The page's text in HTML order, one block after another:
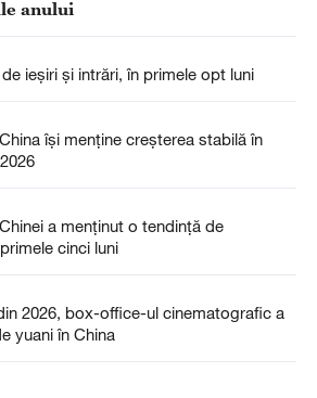
anului
ieșiri și intrări, în primele opt luni
își menține creșterea stabilă în
a menţinut o tendinţă de
cinci luni
2026, box-office-ul cinematografic a
yuani în China